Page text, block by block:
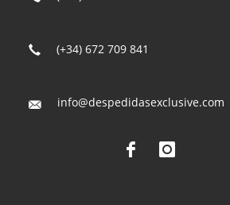
(+34) 672 709 841
info@despedidasexclusive.com